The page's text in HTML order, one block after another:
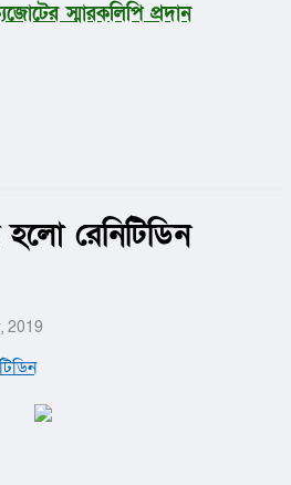
স্মারকলিপি প্রদান
হলো রেনিটিডিন
2019